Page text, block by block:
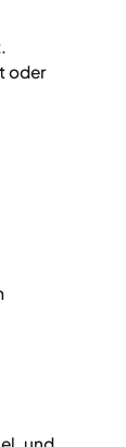
oder
und